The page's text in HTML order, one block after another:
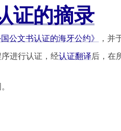
证的摘录
公文书认证的海牙公约》
，并
进行认证，经认证翻译后，在